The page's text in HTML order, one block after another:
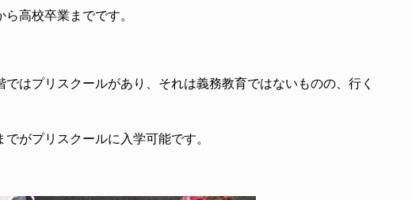
高校卒業までです。
はプリスクールがあり、それは義務教育ではないものの、行く
がプリスクールに入学可能です。